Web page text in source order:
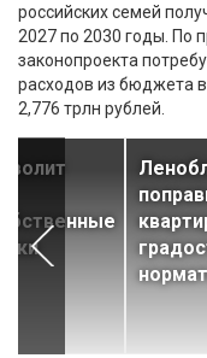
российских семей
2027 по 2030 годы. По
законопроекта
расходов из бюджета
2,776 трлн рублей.